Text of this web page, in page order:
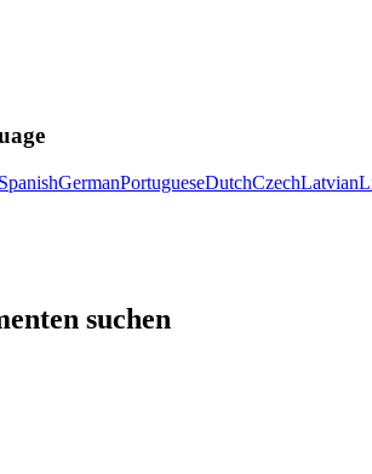
SpanishGermanPortugueseDutchCzechLatvian
suchen